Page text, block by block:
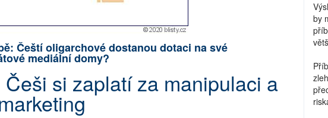
Čeští oligarchové dostanou dotaci na své
mediální domy?
si zaplatí za manipulaci a
by